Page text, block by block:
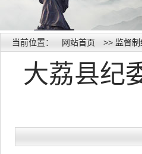
当前位置： 网站首页 >> 监督制
大荔县纪